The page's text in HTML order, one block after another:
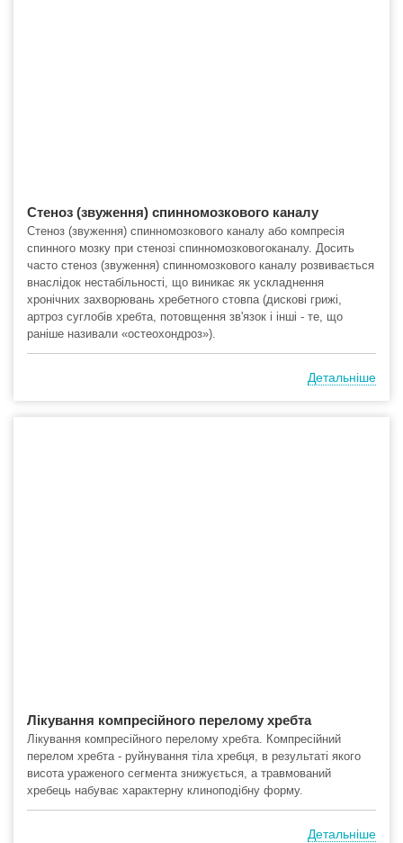
Стеноз (звуження) спинномозкового каналу
Стеноз (звуження) спинномозкового каналу або компресія
спинного мозку при стенозі спинномозковогоканалу. Досить
часто стеноз (звуження) спинномозкового каналу розвивається
внаслідок нестабільності, що виникає як ускладнення
хронічних захворювань хребетного стовпа (дискові грижі,
артроз суглобів хребта, потовщення зв'язок і інші - те, що
раніше називали «остеохондроз»).
Детальніше
Лікування компресійного перелому хребта
Лікування компресійного перелому хребта. Компресійний
перелом хребта - руйнування тіла хребця, в результаті якого
висота ураженого сегмента знижується, а травмований
хребець набуває характерну клиноподібну форму.
Детальніше